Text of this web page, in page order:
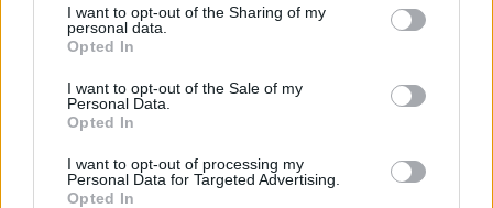
I want to opt-out of the Sharing of my
personal data.
Opted In
I want to opt-out of the Sale of my
Personal Data.
Opted In
I want to opt-out of processing my
Personal Data for Targeted Advertising.
Opted In
commenti non sono testi giornalistici, ma post inviati dai singoli lettori che
possono essere automaticamente pubblicati senza filtro preventivo. I commenti
che includano uno o più link a siti esterni verranno rimossi in automatico dal